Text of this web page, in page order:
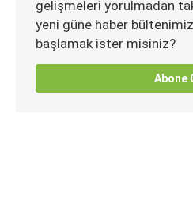
gelişmeleri yorulmadan
yeni güne haber
başlamak ister misiniz?
Abone